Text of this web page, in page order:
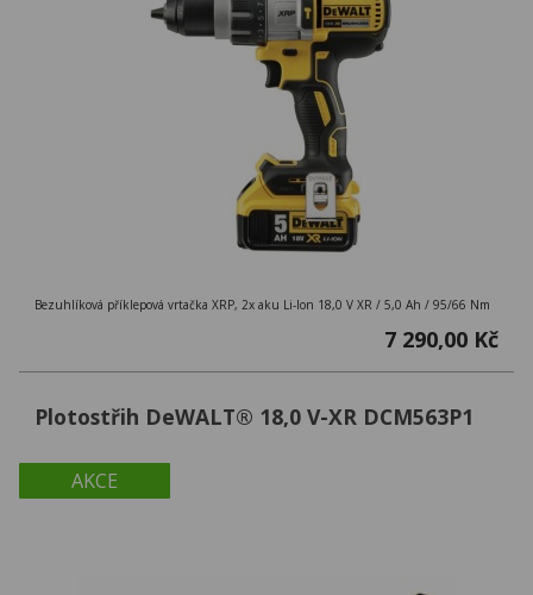
Bezuhlíková příklepová vrtačka XRP, 2x aku Li-Ion 18,0 V XR / 5,0 Ah / 95/66 Nm
7 290,00 Kč
AKCE
Plotostřih DeWALT® 18,0 V-XR DCM563P1